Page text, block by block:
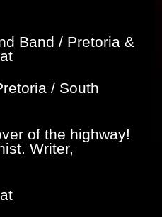
Band / Pretoria &
/ South
of the highway!
Writer,